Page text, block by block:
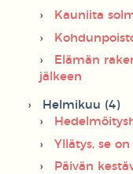
Kauniita
Elämän
jälkeen
Helmikuu (4)
Yllätys, se on
Päivän